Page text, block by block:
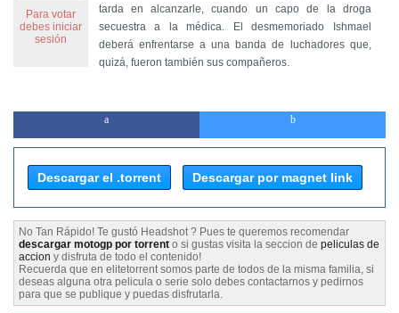
Para votar
debes iniciar
sesión
tarda en alcanzarle, cuando un capo de la droga
secuestra a la médica. El desmemoriado Ishmael
deberá enfrentarse a una banda de luchadores que,
quizá, fueron también sus compañeros.
Descargar el .torrent Descargar por magnet link
No Tan Rápido! Te gustó Headshot ? Pues te queremos recomendar
descargar motogp por torrent o si gustas visita la seccion de peliculas de
accion y disfruta de todo el contenido!
Recuerda que en elitetorrent somos parte de todos de la misma familia, si
deseas alguna otra pelicula o serie solo debes contactarnos y pedirnos
para que se publique y puedas disfrutarla.